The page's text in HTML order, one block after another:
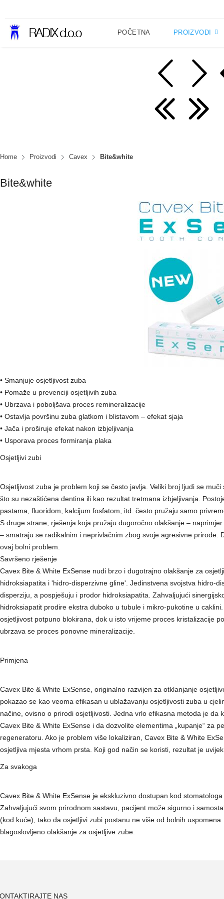
POČETNA PROIZVODI
Home Proizvodi Cavex Bite&white
Bite&white
• Smanjuje osjetljivost zuba
• Pomaže u prevenciji osjetljivih zuba
• Ubrzava i poboljšava proces remineralizacije
• Ostavlja površinu zuba glatkom i blistavom – efekat sjaja
• Jača i proširuje efekat nakon izbjeljivanja
• Usporava proces formiranja plaka
Osjetljivi zubi
Osjetljivost zuba je problem koji se često javlja. Veliki broj ljudi se
što su nezaštićena dentina ili kao rezultat tretmana izbjeljivanja.
pastama, fluoridom, kalcijum fosfatom, itd. često pružaju samo
S druge strane, rješenja koja pružaju dugoročno olakšanje –
– smatraju se radikalnim i neprivlačnim zbog svoje agresivne prirode.
ovaj bolni problem.
Savršeno rješenje
Cavex Bite & White ExSense nudi brzo i dugotrajno olakšanje za
hidroksiapatita i 'hidro-disperzivne gline'. Jedinstvena svojstva hidro-
disperziju, a pospješuju i prodor hidroksiapatita. Zahvaljujući
hidroksiapatit prodire ekstra duboko u tubule i mikro-pukotine u
osjetljivost potpuno blokirana, dok u isto vrijeme proces kristalizacije
ubrzava se proces ponovne mineralizacije.
Primjena
Cavex Bite & White ExSense, originalno razvijen za otklanjanje
pokazao se kao veoma efikasan u ublažavanju osjetljivosti zuba u
načine, ovisno o prirodi osjetljivosti. Jedna vrlo efikasna metoda je da
Cavex Bite & White ExSense i da dozvolite elementima „kupanje“ za
regeneratoru. Ako je problem više lokaliziran, Cavex Bite & White
osjetljiva mjesta vrhom prsta. Koji god način se koristi, rezultat je
Za svakoga
Cavex Bite & White ExSense je ekskluzivno dostupan kod
Zahvaljujući svom prirodnom sastavu, pacijent može sigurno i
(kod kuće), tako da osjetljivi zubi postanu ne više od bolnih
blagoslovljeno olakšanje za osjetljive zube.
NAS